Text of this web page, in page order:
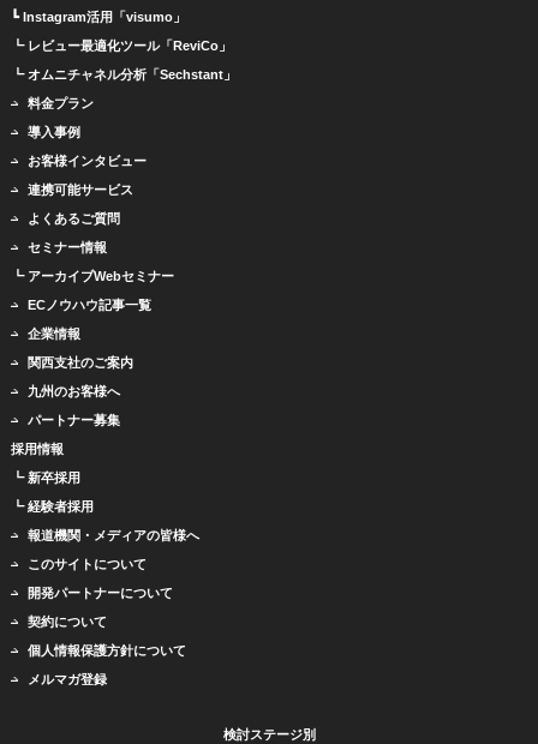
┗ Instagram活用「visumo」
┗ レビュー最適化ツール「ReviCo」
┗ オムニチャネル分析「Sechstant」
料金プラン
導入事例
お客様インタビュー
連携可能サービス
よくあるご質問
セミナー情報
┗ アーカイブWebセミナー
ECノウハウ記事一覧
企業情報
関西支社のご案内
九州のお客様へ
パートナー募集
採用情報
┗ 新卒採用
┗ 経験者採用
報道機関・メディアの皆様へ
このサイトについて
開発パートナーについて
契約について
個人情報保護方針について
メルマガ登録
検討ステージ別